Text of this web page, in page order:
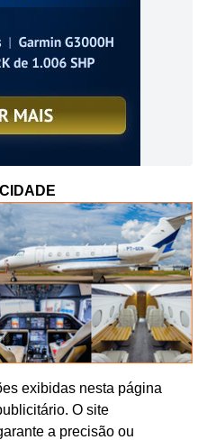
exibidas nesta página
O site
a precisão ou